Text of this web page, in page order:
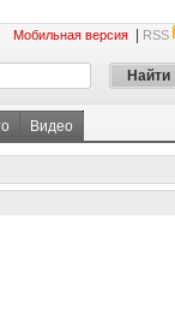
Мобильная версия RSS
Видео